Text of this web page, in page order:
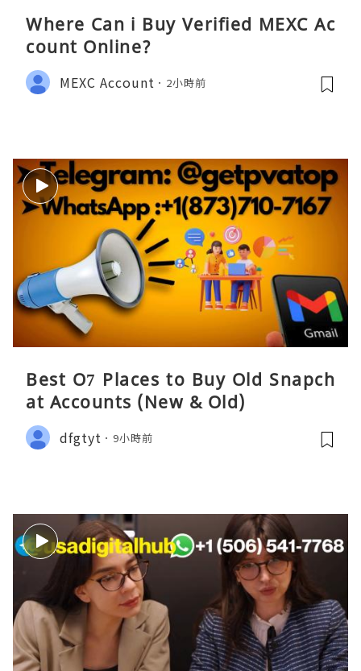
Where Can i Buy Verified MEXC Ac
count Online?
MEXC Account 2小時前
Best O7 Places to Buy Old Snapch
at Accounts (New & Old)
dfgtyt 9小時前